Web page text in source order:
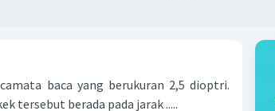
baca yang berukuran 2,5 dioptri.
tersebut berada pada jarak .....